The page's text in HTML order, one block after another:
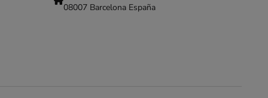
08007 Barcelona España